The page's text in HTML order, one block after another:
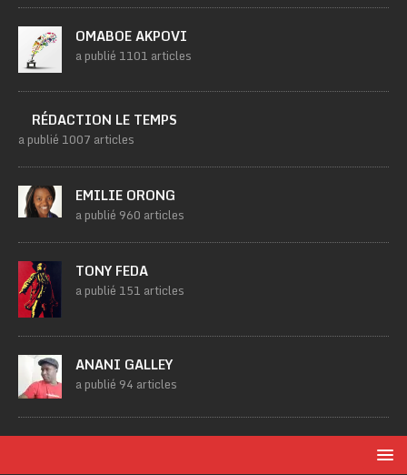
OMABOE AKPOVI
a publié 1101 articles
RÉDACTION LE TEMPS
a publié 1007 articles
EMILIE ORONG
a publié 960 articles
TONY FEDA
a publié 151 articles
ANANI GALLEY
a publié 94 articles